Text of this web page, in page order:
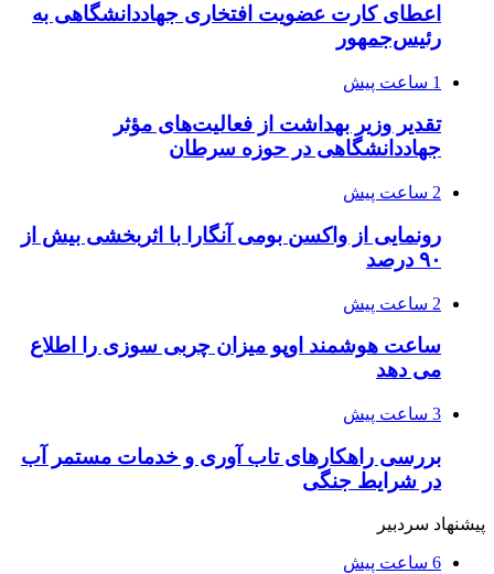
اعطای کارت عضویت افتخاری جهاددانشگاهی به
رئیس‌جمهور
1 ساعت پیش
تقدیر وزیر بهداشت از فعالیت‌های مؤثر
جهاددانشگاهی در حوزه سرطان
2 ساعت پیش
رونمایی از واکسن بومی آنگارا با اثربخشی بیش از
۹۰ درصد
2 ساعت پیش
ساعت هوشمند اوپو میزان چربی سوزی را اطلاع
می دهد
3 ساعت پیش
بررسی راهکارهای تاب آوری و خدمات مستمر آب
در شرایط جنگی
پیشنهاد سردبیر
6 ساعت پیش